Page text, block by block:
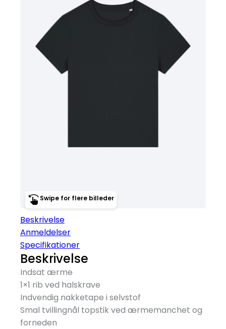
Swipe for flere billeder
Beskrivelse
Anmeldelser
Specifikationer
Beskrivelse
Indsat ærme
1×1 rib ved halskrave
Indvendig nakketape i selvstof
Smal tvillingnål topstik ved ærmemanchet og
forneden